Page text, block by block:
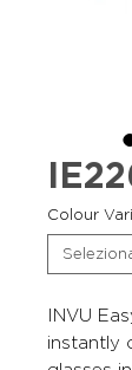
Colour
INVU
instantly